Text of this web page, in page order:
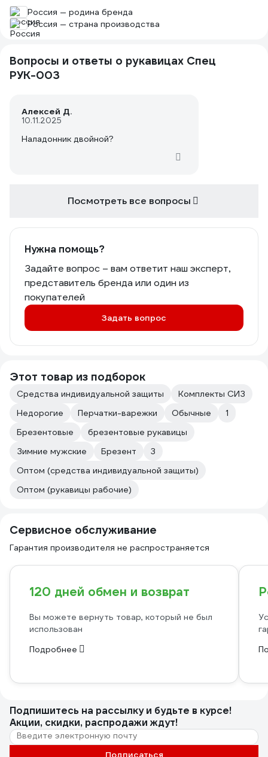
Россия — родина бренда
Россия — страна производства
Вопросы и ответы о рукавицах Спец
РУК-003
Алексей Д.
10.11.2025
Наладонник двойной?
Посмотреть все вопросы
Нужна помощь?
Задайте вопрос – вам ответит наш эксперт,
представитель бренда или один из
покупателей
Задать вопрос
Этот товар из подборок
Средства индивидуальной защиты
Комплекты СИЗ
Недорогие
Перчатки-варежки Обычные
1
Брезентовые
брезентовые рукавицы
Зимние мужские
Брезент
3
Оптом (средства индивидуальной защиты)
Оптом (рукавицы рабочие)
Сервисное обслуживание
Гарантия производителя не распространяется
120 дней обмен и возврат
Вы можете вернуть товар, который не был
использован
Подробнее
Подпишитесь на рассылкуи будьте в курсе!
Акции, скидки, распродажи ждут!
Подписаться